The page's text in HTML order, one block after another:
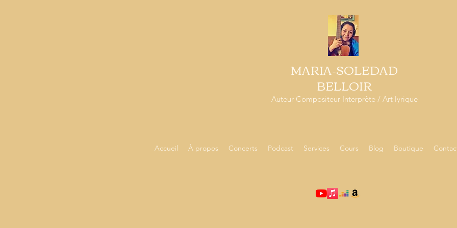
MARIA-SOLEDAD
BELLOIR
Auteur-Compositeur-Interprète / Art lyrique
Accueil À propos Concerts Podcast Services Cours Blog Boutique